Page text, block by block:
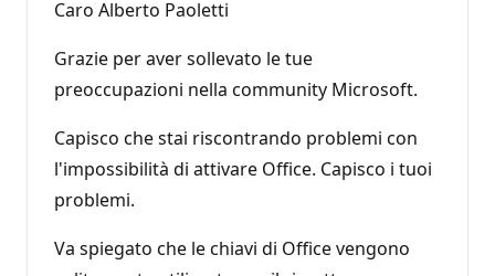
Caro Alberto Paoletti
Grazie per aver sollevato le tue
preoccupazioni nella community Microsoft.
Capisco che stai riscontrando problemi con
l'impossibilità di attivare Office. Capisco i tuoi
problemi.
Va spiegato che le chiavi di Office vengono